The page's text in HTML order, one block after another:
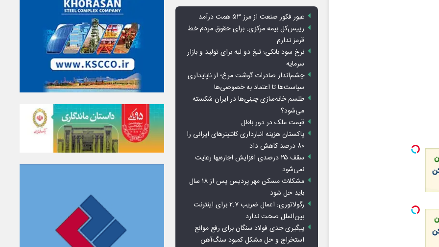
عبور فکور صنعت از مرز ۵۳ همت درآمد
رییس‌کل بیمه مرکزی: برای حقوق مردم خط
قرمز ندارم
نرخ سود بانکی؛ تیغ دو لبه برای تولید و بازار
سرمایه
چشم‌انداز صادرات گوشت مرغ؛ از ناپایداری
سیاست‌ها تا اعتماد به خصوصی‌ها
طلسم خانه‌سازی چینی‌ها در ایران شکسته
می‌شود؟
قیمت ملک در دور باطل
پاکستان هزینه انبارداری کانتینرهای ایرانی را
۸۰ درصد کاهش داد
سقف ۲۵ درصدی افزایش اجاره‌بها رعایت
نمی‌شود
مشکلات مسکن مهر پردیس پس از ۱۸ سال
باید حل شود
رگولاتوری: اعمال ضریب ۲.۷ برای اینترنت
بین‌الملل صحت ندارد
پیگیری جدی فولاد سنگان برای رفع موانع
استخراج و حل مشکل کمبود سنگ‌آهن